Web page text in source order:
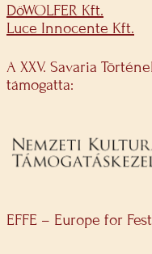
DöWOLFER Kft.
Luce Innocente Kft.
A XXV. Savaria
támogatta:
EFFE – Europe for